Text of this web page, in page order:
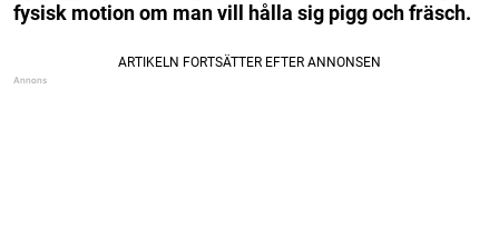
fysisk motion om man vill hålla sig pigg och fräsch.